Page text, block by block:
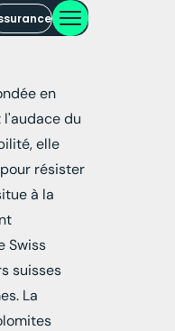
en
l'audace du
elle
résister
à la
Swiss
suisses
La